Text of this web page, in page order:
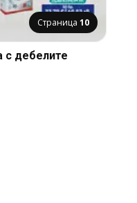
Страница 10
с дебелите